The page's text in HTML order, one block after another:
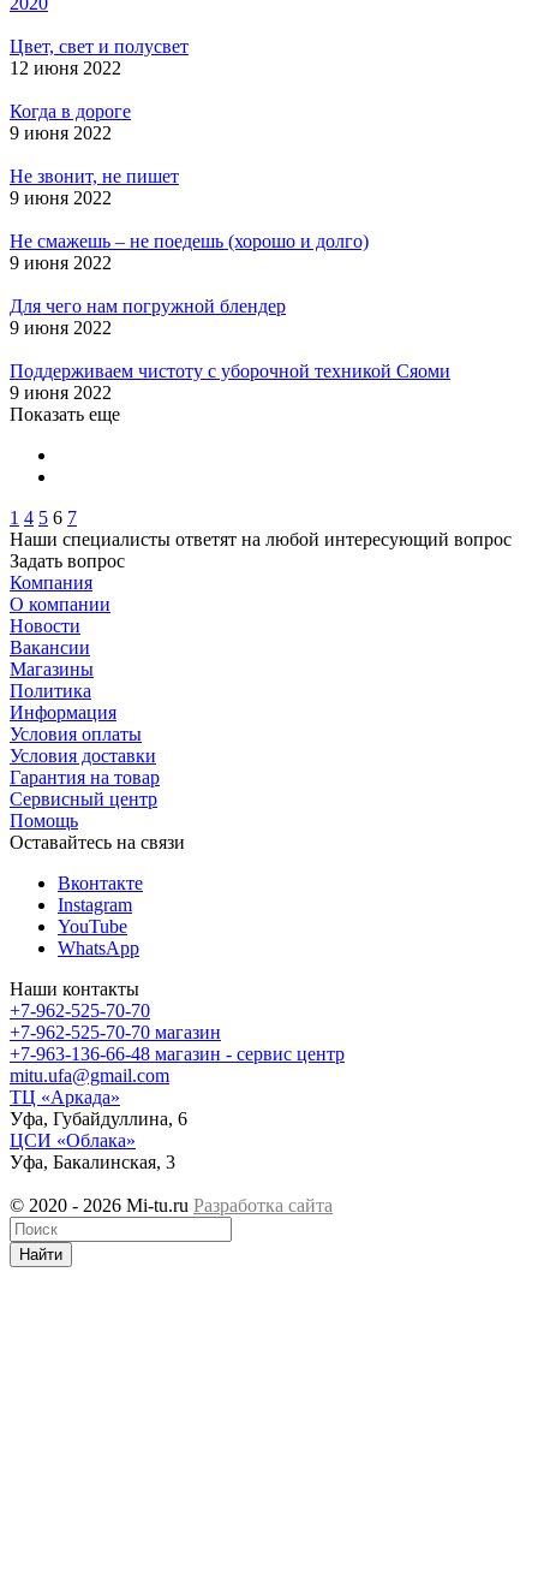
Цвет, свет и полусвет
12 июня 2022
Когда в дороге
9 июня 2022
Не звонит, не пишет
9 июня 2022
Не смажешь – не поедешь (хорошо и долго)
9 июня 2022
Для чего нам погружной блендер
9 июня 2022
Поддерживаем чистоту с уборочной техникой Сяоми
9 июня 2022
Показать еще
1 4 5 6 7
Наши специалисты ответят на любой интересующий вопрос
Задать вопрос
Компания
О компании
Новости
Вакансии
Магазины
Политика
Информация
Условия оплаты
Условия доставки
Гарантия на товар
Сервисный центр
Помощь
Оставайтесь на связи
Вконтакте
Instagram
YouTube
WhatsApp
Наши контакты
+7-962-525-70-70
+7-962-525-70-70 магазин
+7-963-136-66-48 магазин - сервис центр
mitu.ufa@gmail.com
ТЦ «Аркада»
Уфа, Губайдуллина, 6
ЦСИ «Облака»
Уфа, Бакалинская, 3
© 2020 - 2026 Mi-tu.ru Разработка сайта
Найти